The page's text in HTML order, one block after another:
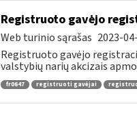
Registruoto gavėjo
Web turinio sąrašas 2023-
Registruoto gavėjo
valstybių narių akcizais
fr0647 registruoti gavėjai